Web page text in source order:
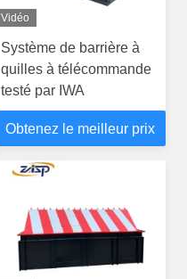
Vidéo
Système de barrière à
quilles à télécommande
testé par IWA
Obtenez le meilleur prix